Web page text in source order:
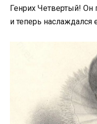
Генрих Четвертый!
и теперь наслаждался